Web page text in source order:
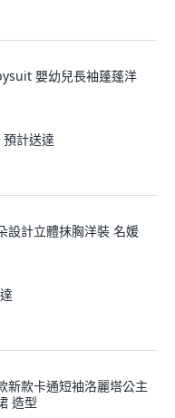
嬰幼兒長袖蓬蓬洋
預計送達
設計立體抹胸洋裝 名媛
新款卡通短袖洛麗塔公主
造型